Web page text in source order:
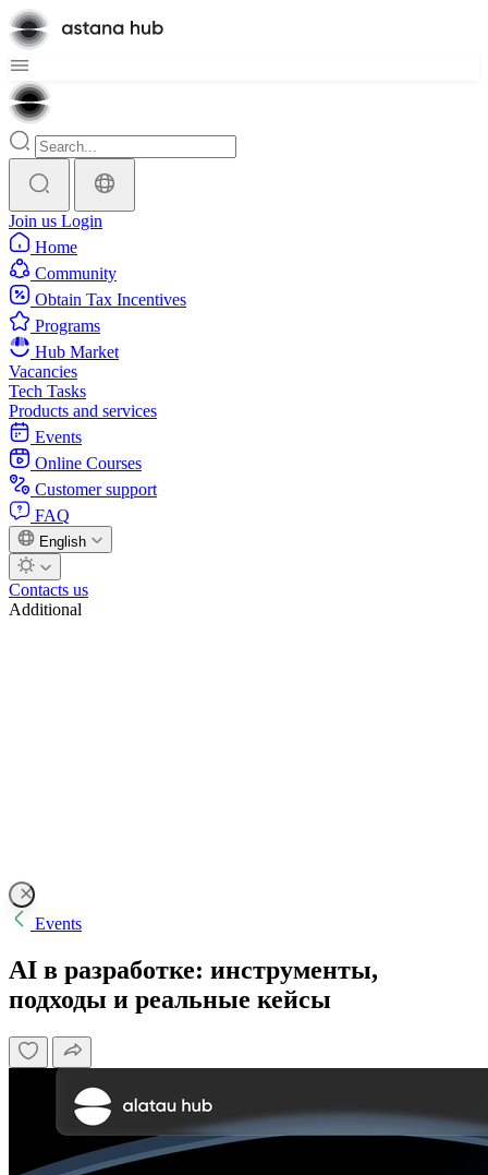
Join us Login
Home
Community
Obtain Tax Incentives
Programs
Hub Market
Vacancies
Tech Tasks
Products and services
Events
Online Courses
Customer support
FAQ
English
Contacts us
Additional
Events
AI в разработке: инструменты,
подходы и реальные кейсы